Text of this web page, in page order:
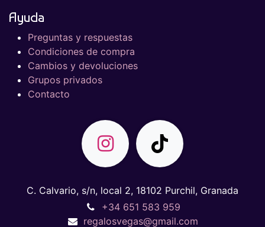
Ayuda
Preguntas y respuestas
Condiciones de compra
Cambios y devoluciones
Grupos privados
Contacto
C. Calvario, s/n, local 2, 18102 Purchil, Granada
+34 651 583 959
regalosvegas@gmail.com